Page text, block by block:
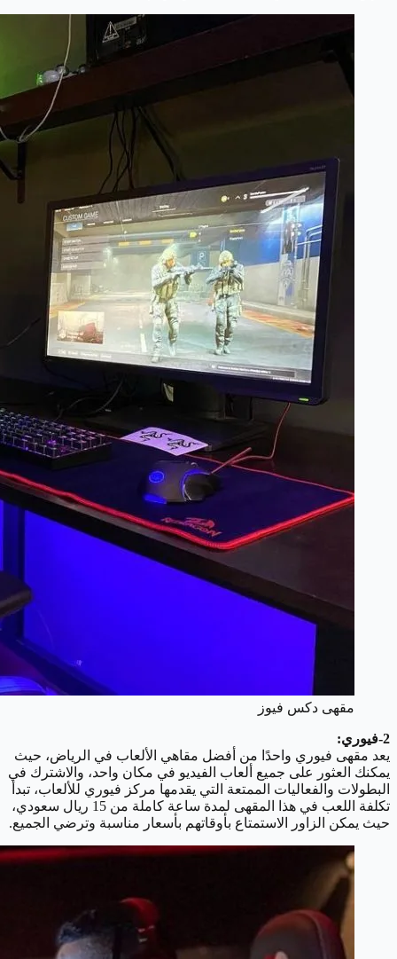
مقهى دكس فيوز
2-فيوري:
يعد مقهى فيوري واحدًا من أفضل مقاهي الألعاب في الرياض، حيث
يمكنك العثور على جميع ألعاب الفيديو في مكان واحد، والاشترك في
البطولات والفعاليات الممتعة التي يقدمها مركز فيوري للألعاب، تبدأ
تكلفة اللعب في هذا المقهى لمدة ساعة كاملة من 15 ريال سعودي،
حيث يمكن الزاور الاستمتاع بأوقاتهم بأسعار مناسبة وترضي الجميع.